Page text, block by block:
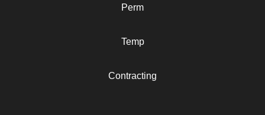
Perm
Temp
Contracting